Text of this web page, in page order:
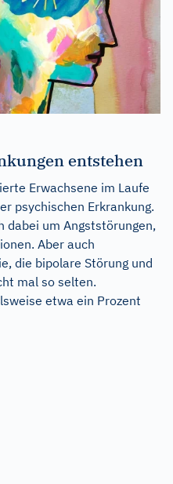
entstehen
Erwachsene im Laufe
psychischen Erkrankung.
dabei um Angststörungen,
Aber auch
die bipolare Störung und
mal so selten.
etwa ein Prozent